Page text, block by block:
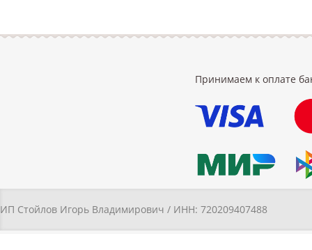
Принимаем к оплате
ИП Стойлов Игорь Владимирович / ИНН: 720209407488